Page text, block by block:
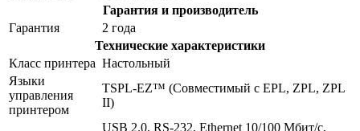
Гарантия и производитель
Гарантия
2 года
Технические характеристики
Класс принтера Настольный
Языки
управления
принтером
TSPL-EZ™ (Совместимый с EPL, ZPL, ZPL
II)
USB 2.0, RS-232, Ethernet 10/100 Мбит/с,